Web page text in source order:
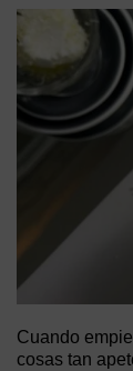
Cuando
cosas tan